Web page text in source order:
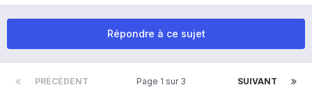
Répondre à ce sujet
PRÉCÉDENT SUIVANT
Page 1 sur 3